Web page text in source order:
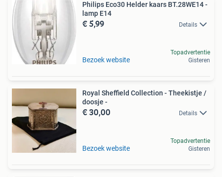
Philips Eco30 Helder kaars BT.28WE14 -
lamp E14
€ 5,99 Details
Bezoek website
Topadvertentie
Gisteren
Royal Sheffield Collection - Theekistje /
doosje -
€ 30,00 Details
Bezoek website
Topadvertentie
Gisteren